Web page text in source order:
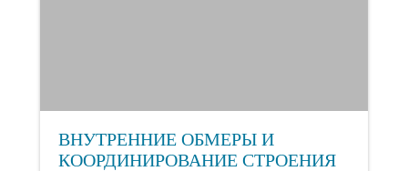
ВНУТРЕННИЕ ОБМЕРЫ И
КООРДИНИРОВАНИЕ СТРОЕНИЯ